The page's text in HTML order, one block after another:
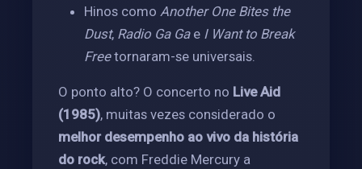
Hinos como Another One Bites the
Dust, Radio Ga Gae I Want to Break
Freetornaram-se universais.
O ponto alto? O concerto no Live Aid
(1985), muitas vezes considerado o
melhor desempenho ao vivo da história
do rock, com Freddie Mercury a